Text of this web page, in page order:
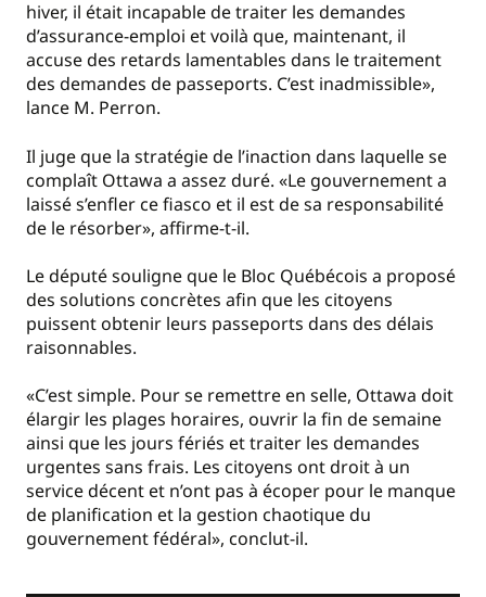
hiver, il était incapable de traiter les demandes
d’assurance-emploi et voilà que, maintenant, il
accuse des retards lamentables dans le traitement
des demandes de passeports. C’est inadmissible»,
lance M. Perron.
Il juge que la stratégie de l’inaction dans laquelle se
complaît Ottawa a assez duré. «Le gouvernement a
laissé s’enfler ce fiasco et il est de sa responsabilité
de le résorber», affirme-t-il.
Le député souligne que le Bloc Québécois a proposé
des solutions concrètes afin que les citoyens
puissent obtenir leurs passeports dans des délais
raisonnables.
«C’est simple. Pour se remettre en selle, Ottawa doit
élargir les plages horaires, ouvrir la fin de semaine
ainsi que les jours fériés et traiter les demandes
urgentes sans frais. Les citoyens ont droit à un
service décent et n’ont pas à écoper pour le manque
de planification et la gestion chaotique du
gouvernement fédéral», conclut-il.